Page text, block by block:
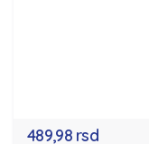
489,98 rsd